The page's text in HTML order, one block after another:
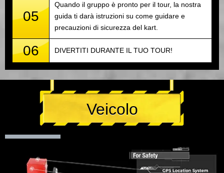
05
Quando il gruppo è pronto per il tour, la nostra
guida ti darà istruzioni su come guidare e
precauzioni di sicurezza del kart.
06 DIVERTITI DURANTE IL TUO TOUR!
Veicolo